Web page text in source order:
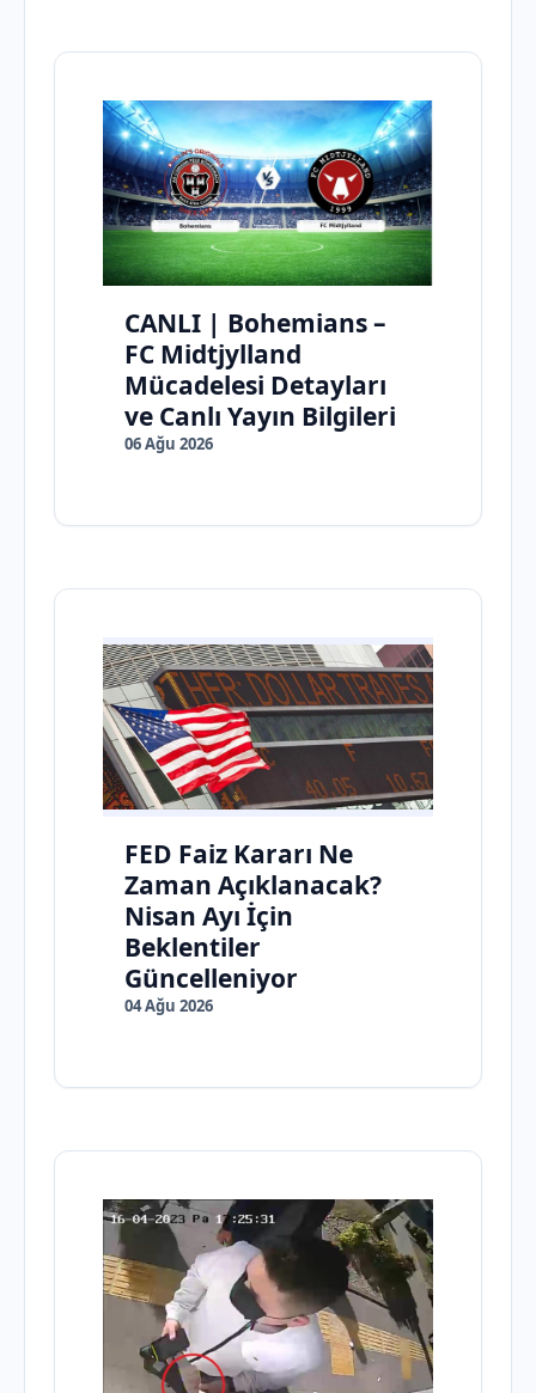
CANLI | Bohemians –
FC Midtjylland
Mücadelesi Detayları
ve Canlı Yayın Bilgileri
06 Ağu 2026
FED Faiz Kararı Ne
Zaman Açıklanacak?
Nisan Ayı İçin
Beklentiler
Güncelleniyor
04 Ağu 2026